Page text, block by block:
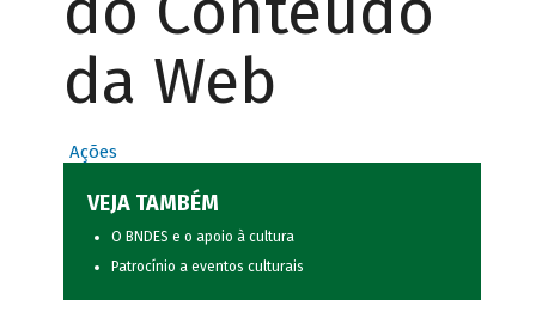
da Web
Ações
VEJA TAMBÉM
O BNDES e o apoio à cultura
Patrocínio a eventos culturais